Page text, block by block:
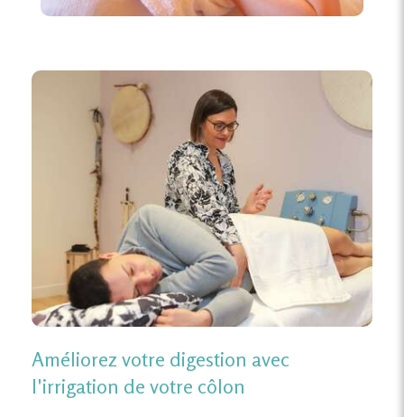
Améliorez votre digestion avec
l'irrigation de votre côlon